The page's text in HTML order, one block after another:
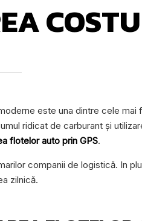
este una dintre cele
ridicat de carburant și
flotelor auto prin GPS.
companii de logistică. In
zilnică.